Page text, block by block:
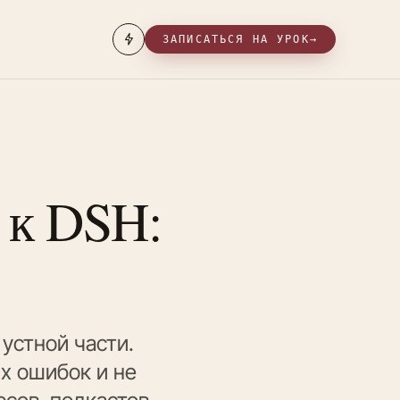
ЗАПИСАТЬСЯ НА УРОК→
DSH:
части.
ошибок и не